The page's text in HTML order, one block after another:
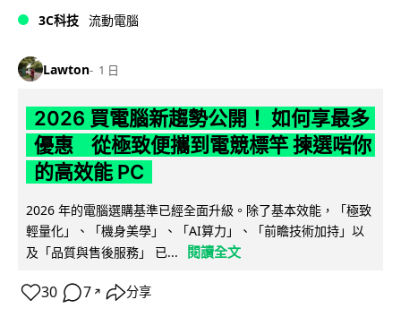
3C科技 流動電腦
Lawton 1 日
2026 買電腦新趨勢公開！ 如何享最多
優惠 從極致便攜到電競標竿 揀選啱你
的高效能 PC
2026 年的電腦選購基準已經全面升級。除了基本效能，「極致
輕量化」、「機身美學」、「AI算力」、「前瞻技術加持」以
及「品質與售後服務」 已...
閱讀全文
30 7 ↗ 分享